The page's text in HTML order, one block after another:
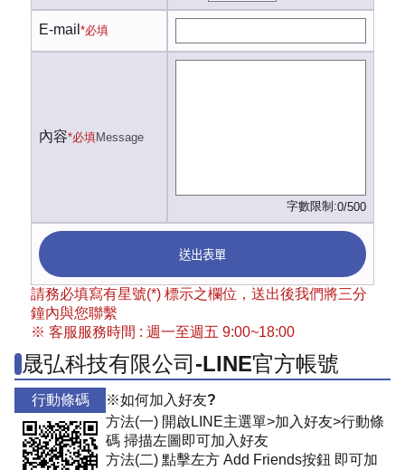
E-mail *必填
內容*必填Message
字數限制:0/500
送出表單
請務必填寫有星號(*) 標示之欄位，送出後我們將三分
鐘內與您聯繫
※ 客服服務時間 : 週一至週五 9:00~18:00
晟弘科技有限公司-LINE官方帳號
行動條碼
※如何加入好友?
方法(一) 開啟LINE主選單>加入好友>行動條
碼 掃描左圖即可加入好友
方法(二) 點擊左方 Add Friends按鈕 即可加